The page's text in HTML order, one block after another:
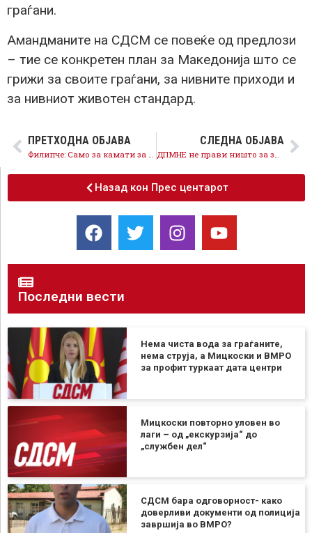
граѓани.
Амандманите на СДСМ се повеќе од предлози
– тие се конкретен план за Македонија што се
грижи за своите граѓани, за нивните приходи и
за нивниот животен стандард.
ПРЕТХОДНА ОБЈАВА
Филипче: Само за камати за унгарскиот кредит годишно ќе се платат 18 милиони евра
СЛЕДНА ОБЈАВА
ДПМНЕ не прави ништо за загадениот воздух а се фали со централата- стратешката инвестиција на СДСМ
Назад кон Прес центарот
Последни вести
Нема чиста вода за граѓаните,
нема струја, а Мицкоски и ВМРО
за профит туркаат дата центри
Мицкоски повторно уловен во
лаги – од „екскурзија“ до
„службен дел“
СДСМ бара одговорност- како
доверливи документи од полиција
завршија во ВМРО?